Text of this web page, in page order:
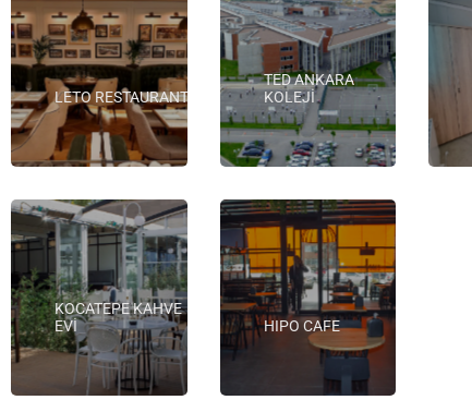
LETO RESTAURANT
TED ANKARA
KOLEJİ
KOCATEPE KAHVE
EVİ
HIPO CAFE